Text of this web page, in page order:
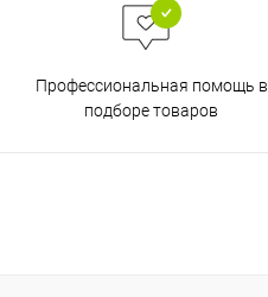
Профессиональная помощь в
подборе товаров